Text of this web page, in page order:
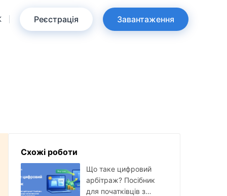
Реєстрація Завантаження
Схожі роботи
Що таке цифровий
арбітраж? Посібник
для початківців з